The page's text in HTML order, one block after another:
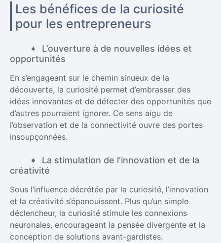
Les bénéfices de la curiosité
pour les entrepreneurs
L’ouverture à de nouvelles idées et
opportunités
En s’engageant sur le chemin sinueux de la
découverte, la curiosité permet d’embrasser des
idées innovantes et de détecter des opportunités que
d’autres pourraient ignorer. Ce sens aigu de
l’observation et de la connectivité ouvre des portes
insoupçonnées.
La stimulation de l’innovation et de la
créativité
Sous l’influence décrétée par la curiosité, l’innovation
et la créativité s’épanouissent. Plus qu’un simple
déclencheur, la curiosité stimule les connexions
neuronales, encourageant la pensée divergente et la
conception de solutions avant-gardistes.